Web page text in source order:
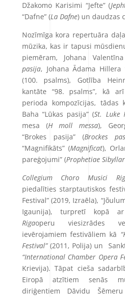
Džakomo Karisimi “Jefte” (
“Dafne” (La Dafne) un daudzas
Nozīmīga kora repertuāra
mūzika, kas ir tapusi
piemēram, Johana
pasija, Johana Ādama Hillera
(100. psalms), Gotlība
kantāte “98. psalms”, kā
perioda kompozīcijas, tādas
Baha “Lūkas pasija” (St. Luke
mesa (H moll messa),
“Brokes pasija” (Brockes
“Magnifikāts” (Magnificat),
pareģojumi” (Prophetiae
Collegium Choro Musici
piedalīties starptautiskos
Festival” (2019, Izraēla),
Igaunija), turpretī kopā
Rigaoperu viesizrādes
ievērojamiem festivāliem kā
Festival”(2011, Polija) un
“International Chamber Opera
Krievija). Tāpat cieša
Eiropā atzītiem senās
diriģentiem Dāvidu